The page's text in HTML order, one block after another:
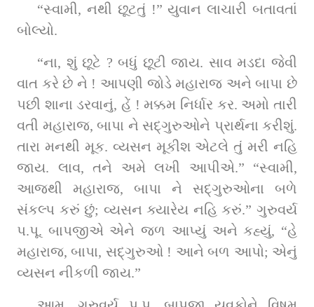
“સ્વામી, નથી છૂટતું !” યુવાન લાચારી બતાવતાં
બોલ્યો.
“ના, શું છૂટે ? બધું છૂટી જાય. સાવ મડદા જેવી
વાત કરે છે ને ! આપણી જોડે મહારાજ અને બાપા છે
પછી શાના ડરવાનું, હેં ! મક્કમ નિર્ધાર કર. અમો તારી
વતી મહારાજ, બાપા ને સદ્‌ગુરુઓને પ્રાર્થના કરીશું.
તારા મનથી મૂક. વ્યસન મૂકીશ એટલે તું મરી નહિ
જાય. લાવ, તને અમે લખી આપીએ.” “સ્વામી,
આજથી મહારાજ, બાપા ને સદ્‌ગુરુઓના બળે
સંકલ્પ કરું છું; વ્યસન ક્યારેય નહિ કરું.” ગુરુવર્ય
પ.પૂ. બાપજીએ એને જળ આપ્યું અને કહ્યું, “હે
મહારાજ, બાપા, સદ્‌ગુરુઓ ! આને બળ આપો; એનું
વ્યસન નીકળી જાય.”